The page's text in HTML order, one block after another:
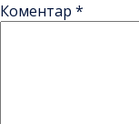
Коментар *